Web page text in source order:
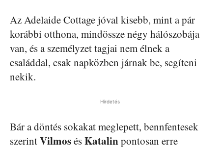
Az Adelaide Cottage jóval kisebb, mint a pár
korábbi otthona, mindössze négy hálószobája
van, és a személyzet tagjai nem élnek a
családdal, csak napközben járnak be, segíteni
nekik.
Hirdetés
Bár a döntés sokakat meglepett, bennfentesek
szerintVilmosésKatalinpontosan erre